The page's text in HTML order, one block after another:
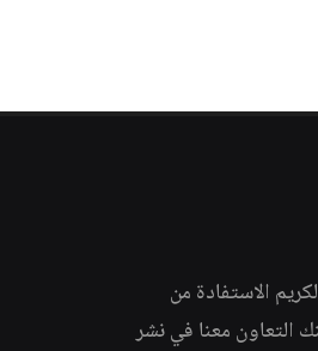
الاستفادة من
التعاون معنا في نشر